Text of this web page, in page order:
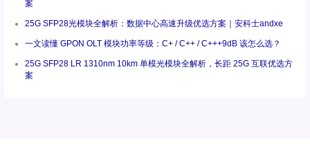
案
25G SFP28光模块全解析：数据中心高速升级优选方案｜安科士andxe
一文读懂 GPON OLT 模块功率等级：C+ / C++ / C+++9dB 该怎么选？
25G SFP28 LR 1310nm 10km 单模光模块全解析，长距 25G 互联优选方
案